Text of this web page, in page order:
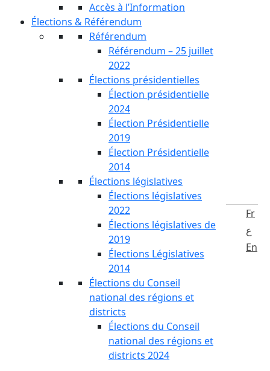
Accès à l’Information
Élections & Référendum
Référendum
Référendum – 25 juillet
2022
Élections présidentielles
Élection présidentielle
2024
Élection Présidentielle
2019
Élection Présidentielle
2014
Élections législatives
Élections législatives
2022
Élections législatives de
2019
Élections Législatives
2014
Élections du Conseil
national des régions et
districts
Élections du Conseil
national des régions et
districts 2024
Fr
ع
En